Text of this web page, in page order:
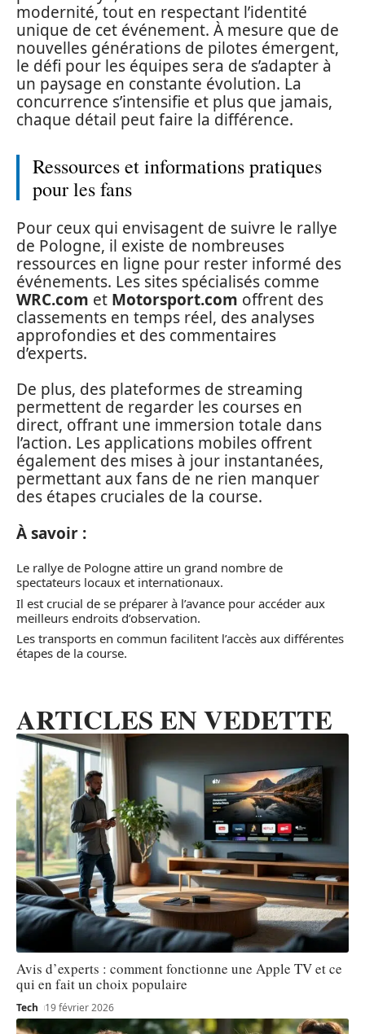
modernité, tout en respectant l’identité
unique de cet événement. À mesure que de
nouvelles générations de pilotes émergent,
le défi pour les équipes sera de s’adapter à
un paysage en constante évolution. La
concurrence s’intensifie et plus que jamais,
chaque détail peut faire la différence.
Ressources et informations pratiques
pour les fans
Pour ceux qui envisagent de suivre le rallye
de Pologne, il existe de nombreuses
ressources en ligne pour rester informé des
événements. Les sites spécialisés comme
WRC.com et Motorsport.com offrent des
classements en temps réel, des analyses
approfondies et des commentaires
d’experts.
De plus, des plateformes de streaming
permettent de regarder les courses en
direct, offrant une immersion totale dans
l’action. Les applications mobiles offrent
également des mises à jour instantanées,
permettant aux fans de ne rien manquer
des étapes cruciales de la course.
À savoir :
Le rallye de Pologne attire un grand nombre de
spectateurs locaux et internationaux.
Il est crucial de se préparer à l’avance pour accéder aux
meilleurs endroits d’observation.
Les transports en commun facilitent l’accès aux différentes
étapes de la course.
ARTICLES EN VEDETTE
Avis d’experts : comment fonctionne une Apple TV et ce
qui en fait un choix populaire
Tech 19 février 2026